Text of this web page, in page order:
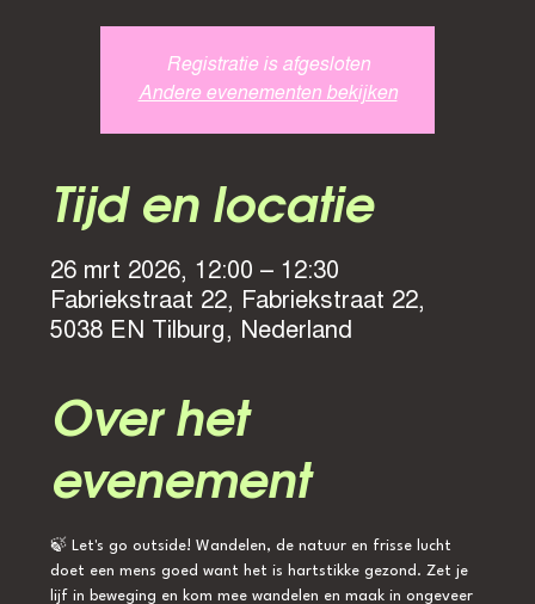
Registratie is afgesloten
Andere evenementen bekijken
Tijd en locatie
26 mrt 2026, 12:00 – 12:30
Fabriekstraat 22, Fabriekstraat 22,
5038 EN Tilburg, Nederland
Over het
evenement
🍃 Let's go outside! Wandelen, de natuur en frisse lucht
doet een mens goed want het is hartstikke gezond. Zet je
lijf in beweging en kom mee wandelen en maak in ongeveer